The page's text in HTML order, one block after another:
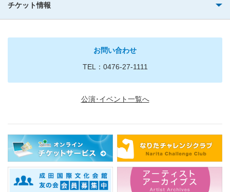
チケット情報
お問い合わせ
TEL：0476-27-1111
公演･イベント一覧へ